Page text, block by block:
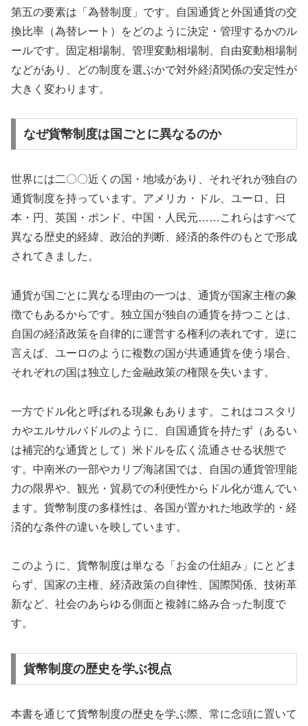
第五の要素は「為替制度」です。自国通貨と外国通貨の交
換比率（為替レート）をどのように決定・管理するかのル
ールです。固定相場制、管理変動相場制、自由変動相場制
などがあり、どの制度を選ぶかで対外経済関係の安定性が
大きく変わります。
なぜ貨幣制度は国ごとに異なるのか
世界には二〇〇近くの国・地域があり、それぞれが独自の
通貨制度を持っています。アメリカ・ドル、ユーロ、日
本・円、英国・ポンド、中国・人民元……これらはすべて
異なる歴史的経緯、政治的判断、経済的条件のもとで形成
されてきました。
通貨が国ごとに異なる理由の一つは、通貨が国家主権の象
徴でもあるからです。独立国が独自の通貨を持つことは、
自国の経済政策を自律的に運営する権利の表れです。逆に
言えば、ユーロのように複数の国が共通通貨を使う場合、
それぞれの国は独立した金融政策の権限を失います。
一方でドル化と呼ばれる現象もあります。これはコスタリ
カやエルサルバドルのように、自国通貨を持たず（あるい
は補完的な通貨として）米ドルを広く流通させる状態で
す。中南米の一部やカリブ海諸国では、自国の通貨管理能
力の限界や、観光・貿易での利便性からドル化が進んでい
ます。貨幣制度の多様性は、各国が置かれた地政学的・経
済的な条件の違いを映しています。
このように、貨幣制度は単なる「お金の仕組み」にとどま
らず、国家の主権、経済政策の自律性、国際関係、技術革
新など、社会のあらゆる側面と複雑に絡み合った制度で
す。
貨幣制度の歴史を学ぶ視点
本書を通じて貨幣制度の歴史を学ぶ際、常に念頭に置いて